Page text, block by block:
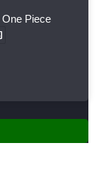
One Piece